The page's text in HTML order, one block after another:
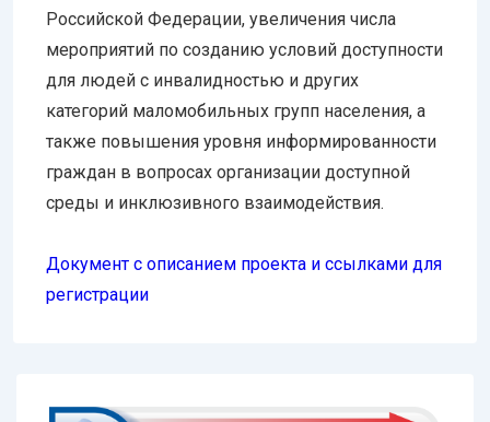
Российской Федерации, увеличения числа
мероприятий по созданию условий доступности
для людей с инвалидностью и других
категорий маломобильных групп населения, а
также повышения уровня информированности
граждан в вопросах организации доступной
среды и инклюзивного взаимодействия.
Документ с описанием проекта и ссылками для
регистрации